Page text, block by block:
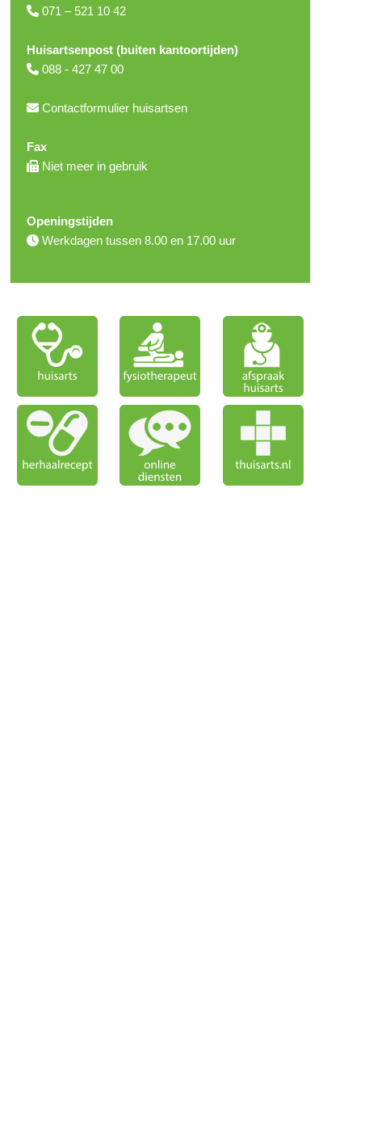
071 – 521 10 42
Huisartsenpost (buiten kantoortijden)
088 - 427 47 00
Contactformulier huisartsen
Fax
Niet meer in gebruik
Openingstijden
Werkdagen tussen 8.00 en 17.00 uur